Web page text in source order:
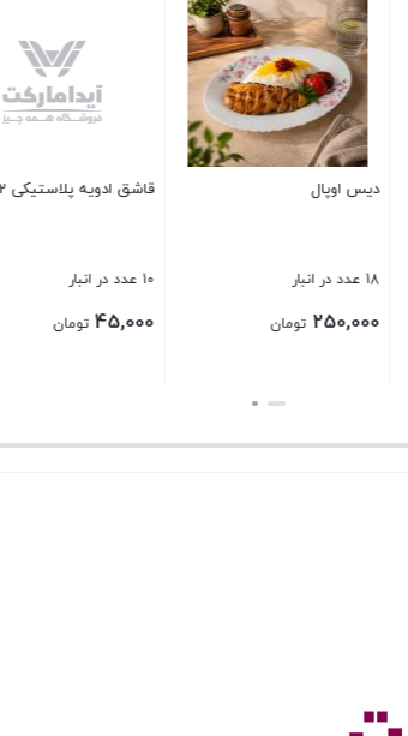
سبد لباس دربدار کوچک لایف
1 عدد در انبار
850,000
باکس نان شفاف
39 عدد در انبار
330,000